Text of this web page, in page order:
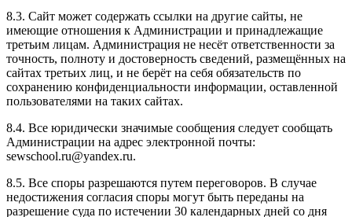
8.3. Сайт может содержать ссылки на другие сайты, не
имеющие отношения к Администрации и принадлежащие
третьим лицам. Администрация не несёт ответственности за
точность, полноту и достоверность сведений, размещённых на
сайтах третьих лиц, и не берёт на себя обязательств по
сохранению конфиденциальности информации, оставленной
пользователями на таких сайтах.
8.4. Все юридически значимые сообщения следует сообщать
Администрации на адрес электронной почты:
sewschool.ru@yandex.ru.
8.5. Все споры разрешаются путем переговоров. В случае
недостижения согласия споры могут быть переданы на
разрешение суда по истечении 30 календарных дней со дня